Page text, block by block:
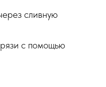
сливную
с помощью